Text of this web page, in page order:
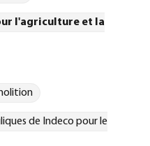
l'agriculture et la
de Indeco pour le